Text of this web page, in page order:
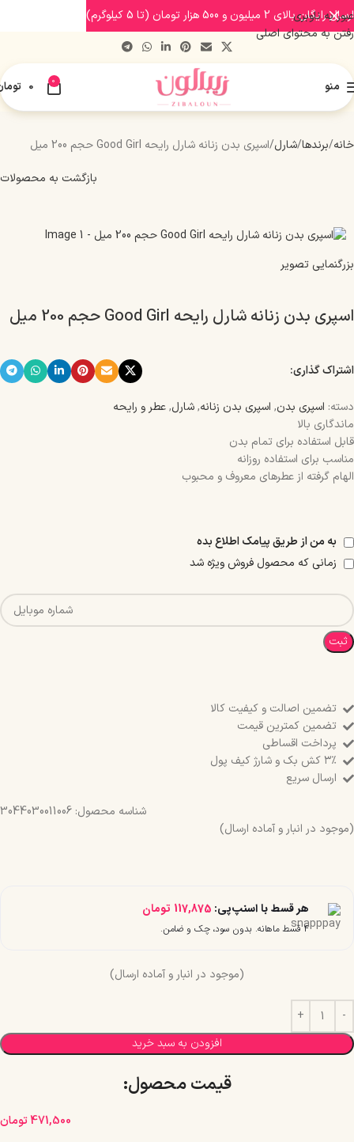
عبور به ناوبری
رفتن به محتوای اصلی
منو 0
0
خانه برندها شارل اسپری بدن زنانه شارل رایحه Good Girl حجم 200 میل
بازگشت به محصولات
بزرگنمایی تصویر
اسپری بدن زنانه شارل رایحه Good Girl حجم 200 میل
اشتراک گذاری:
دسته: اسپری بدن, اسپری بدن زنانه,شارل,عطر و رایحه
ماندگاری بالا
قابل استفاده برای تمام بدن
مناسب برای استفاده روزانه
الهام گرفته از عطرهای معروف و محبوب
به من از طریق پیامک اطلاع بده
زمانی که محصول فروش ویژه شد
ثبت
تضمین اصالت و کیفیت کالا
تضمین کمترین قیمت
پرداخت اقساطی
۳٪ کش بک و شارژ کیف پول
ارسال سریع
شناسه محصول: 3044030011006
(موجود در انبار و آماده ارسال)
هر قسط با اسنپ‌پی: 117,875 تومان
۴ قسط ماهانه. بدون سود، چک و ضامن.
(موجود در انبار و آماده ارسال)
افزودن به سبد خرید
قیمت محصول:​
471,500تومان
ارسال رایگان بالای 2 میلیون و 500 هزار تومان (تا 5 کیلوگرم)